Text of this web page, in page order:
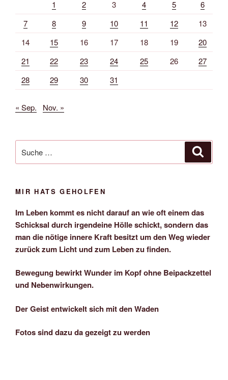
1 2 3 4 5
6
7
8 9 10 11 12
13
14
15 16 17 18 19
20
21
22 23 24 25 26
27
28
29 30 31
« Sep. Nov. »
nach:
MIR HATS GEHOLFEN
Im Leben kommt es nicht darauf an wie oft einem das
Schicksal durch irgendeine Hölle schickt, sondern das
man die nötige innere Kraft besitzt um den Weg wieder
zurück zum Licht und zum Leben zu finden.
Bewegung bewirkt Wunder im Kopf ohne Beipackzettel
und Nebenwirkungen.
Der Geist entwickelt sich mit den Waden
Fotos sind dazu da gezeigt zu werden